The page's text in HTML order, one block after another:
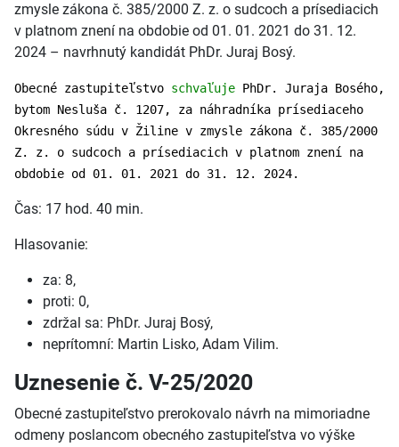
zmysle zákona č. 385/2000 Z. z. o sudcoch a prísediacich
v platnom znení na obdobie od 01. 01. 2021 do 31. 12.
2024 – navrhnutý kandidát PhDr. Juraj Bosý.
Obecné zastupiteľstvo schvaľuje PhDr. Juraja Bosého,
bytom Nesluša č. 1207, za náhradníka prísediaceho
Okresného súdu v Žiline v zmysle zákona č. 385/2000
Z. z. o sudcoch a prísediacich v platnom znení na
obdobie od 01. 01. 2021 do 31. 12. 2024.
Čas: 17 hod. 40 min.
Hlasovanie:
za: 8,
proti: 0,
zdržal sa: PhDr. Juraj Bosý,
neprítomní: Martin Lisko, Adam Vilim.
Uznesenie č. V-25/2020
Obecné zastupiteľstvo prerokovalo návrh na mimoriadne
odmeny poslancom obecného zastupiteľstva vo výške